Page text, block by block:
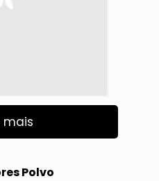
mais
Polvo